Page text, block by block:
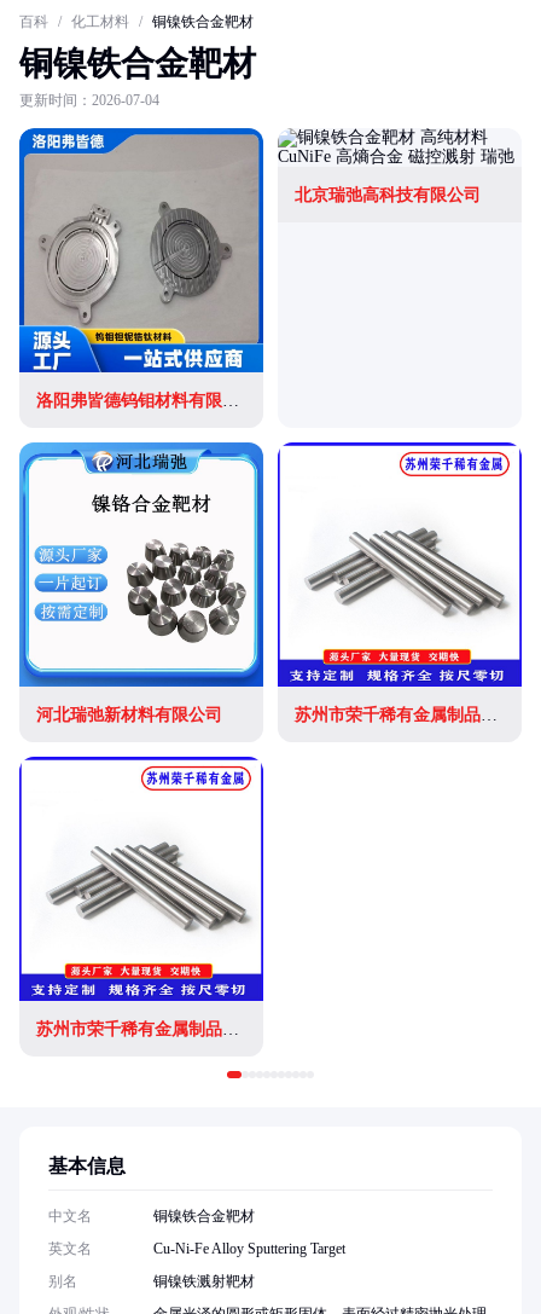
百科 / 化工材料 / 铜镍铁合金靶材
铜镍铁合金靶材
更新时间：2026-07-04
洛阳弗皆德钨钼材料有限公司
北京瑞弛高科技有限公司
河北瑞弛新材料有限公司 苏州市荣千稀有金属制品有限公司
苏州市荣千稀有金属制品有限公司
基本信息
中文名
铜镍铁合金靶材
英文名
Cu-Ni-Fe Alloy Sputtering Target
别名
铜镍铁溅射靶材